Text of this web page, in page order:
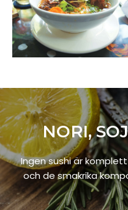
NORI,
Ingen sushi är
och de smakrika